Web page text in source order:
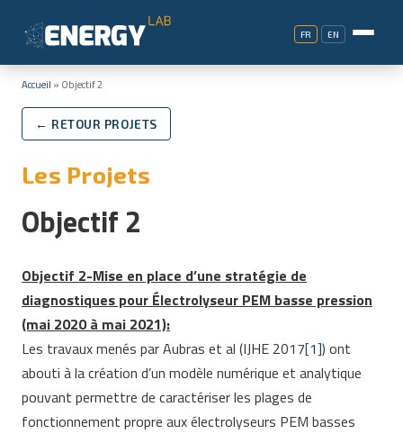
FR EN
Accueil » Objectif 2
← RETOUR PROJETS
Les Projets
Objectif 2
Objectif 2-Mise en place d’une stratégie de
diagnostiques pour Électrolyseur PEM basse pression
(mai 2020 à mai 2021):
Les travaux menés par Aubras et al (IJHE 2017[1]) ont
abouti à la création d’un modèle numérique et analytique
pouvant permettre de caractériser les plages de
fonctionnement propre aux électrolyseurs PEM basses